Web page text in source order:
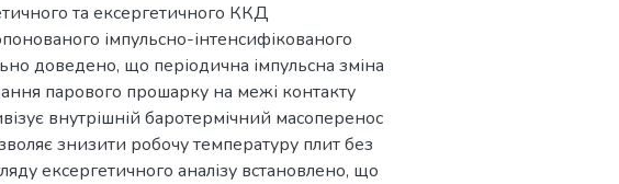
та ексергетичного ККД
імпульсно-інтенсифікованого
доведено, що періодична імпульсна зміна
парового прошарку на межі контакту
внутрішній баротермічний масоперенос
знизити робочу температуру плит без
ексергетичного аналізу встановлено, що